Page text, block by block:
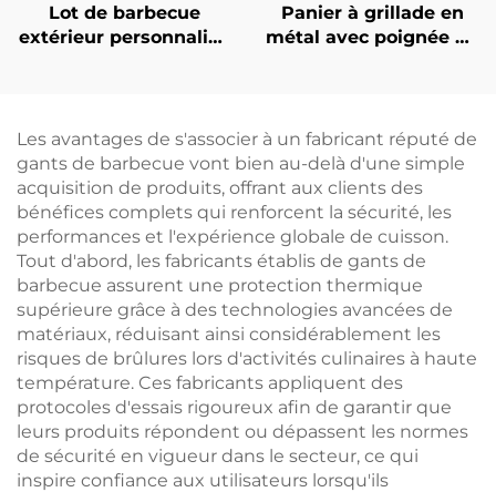
Lot de barbecue
extérieur personnalisé
domestique
comprenant des
pinces, un couteau de
cuisine à manche en
bois, une spatule et
une fourchette
Panier à grillade en
métal avec poignée en
grillade de hot-dogs et
de saucisses, outil
multifonctionnel de
barbecue pour le
camping
Les avantages de s'associer à un fabricant réputé de
gants de barbecue vont bien au-delà d'une simple
acquisition de produits, offrant aux clients des
bénéfices complets qui renforcent la sécurité, les
performances et l'expérience globale de cuisson.
Tout d'abord, les fabricants établis de gants de
barbecue assurent une protection thermique
supérieure grâce à des technologies avancées de
matériaux, réduisant ainsi considérablement les
risques de brûlures lors d'activités culinaires à haute
température. Ces fabricants appliquent des
protocoles d'essais rigoureux afin de garantir que
leurs produits répondent ou dépassent les normes
de sécurité en vigueur dans le secteur, ce qui
inspire confiance aux utilisateurs lorsqu'ils